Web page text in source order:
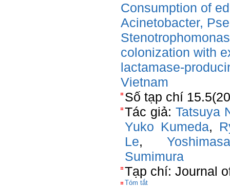
Consumption of
Acinetobacter,
colonization with
lactamase-
Vietnam
Số tạp chí
Tác giả: Tatsuya
Yuko Kumeda,
Le,
Sumimura
Tạp chí: Journal
Tóm tắt